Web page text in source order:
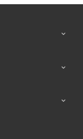


